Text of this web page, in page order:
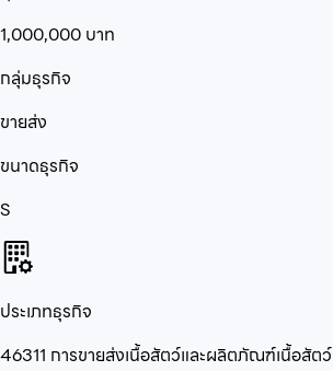
1,000,000 บาท
กลุ่มธุรกิจ
ขายส่ง
ขนาดธุรกิจ
S
ประเภทธุรกิจ
46311 การขายส่งเนื้อสัตว์และผลิตภัณฑ์เนื้อสัตว์